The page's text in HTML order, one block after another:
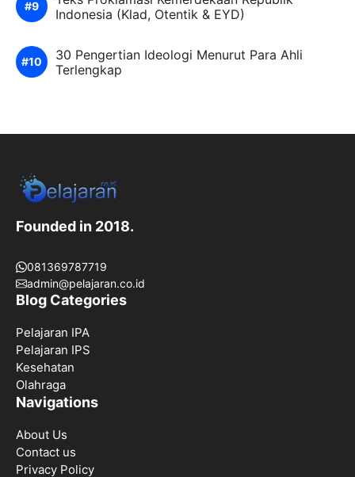
Indonesia (Klad, Otentik & EYD)
30 Pengertian Ideologi Menurut Para Ahli
Terlengkap
Founded in 2018.
081369787719
admin@pelajaran.co.id
Blog Categories
Pelajaran IPA
Pelajaran IPS
Kesehatan
Olahraga
Navigations
About Us
Contact us
Privacy Policy